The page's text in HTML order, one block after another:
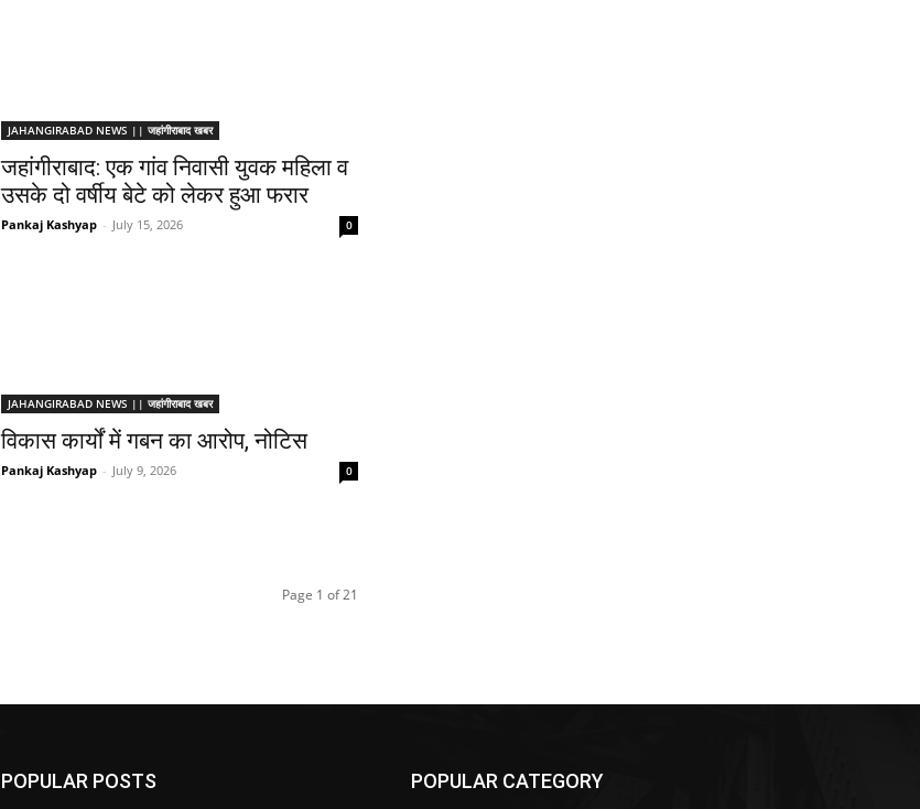
JAHANGIRABAD NEWS || जहांगीराबाद खबर
जहांगीराबाद: एक गांव निवासी युवक महिला व
उसके दो वर्षीय बेटे को लेकर हुआ फरार
Pankaj Kashyap - July 15, 2026 0
JAHANGIRABAD NEWS || जहांगीराबाद खबर
विकास कार्यों में गबन का आरोप, नोटिस
Pankaj Kashyap - July 9, 2026 0
Page 1 of 21
POPULAR POSTS POPULAR CATEGORY